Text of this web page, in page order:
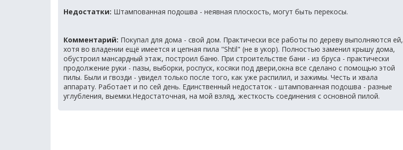
Недостатки: Штампованная подошва - неявная плоскость, могут быть перекосы.
Комментарий: Покупал для дома - свой дом. Практически все работы по дереву выполняются ей,
хотя во владении ещё имеется и цепная пила "Shtil" (не в укор). Полностью заменил крышу дома,
обустроил мансардный этаж, построил баню. При строительстве бани - из бруса - практически
продолжение руки - пазы, выборки, роспуск, косяки под двери,окна все сделано с помощью этой
пилы. Были и гвозди - увидел только после того, как уже распилил, и зажимы. Честь и хвала
аппарату. Работает и по сей день. Единственный недостаток - штампованная подошва - разные
углубления, выемки.Недостаточная, на мой взляд, жесткость соединения с основной пилой.